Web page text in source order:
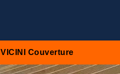
VICINI Couverture